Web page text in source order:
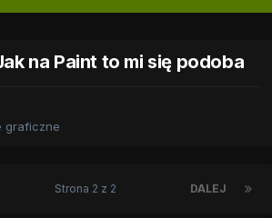
na Paint to mi się podoba
graficzne
DALEJ
Strona 2 z 2